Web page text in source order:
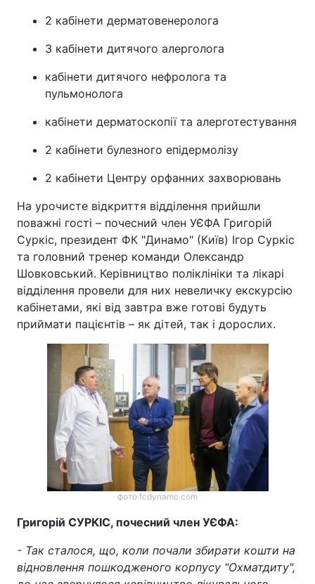
2 кабінети дерматовенеролога
3 кабінети дитячого алерголога
кабінети дитячого нефролога та
пульмонолога
кабінети дерматоскопії та алерготестування
2 кабінети булезного епідермолізу
2 кабінети Центру орфанних захворювань
На урочисте відкриття відділення прийшли
поважні гості – почесний член УЄФА Григорій
Суркіс, президент ФК "Динамо" (Київ) Ігор Суркіс
та головний тренер команди Олександр
Шовковський. Керівництво поліклініки та лікарі
відділення провели для них невеличку екскурсію
кабінетами, які від завтра вже готові будуть
приймати пацієнтів – як дітей, так і дорослих.
фото fcdynamo.com
Григорій СУРКІС, почесний член УЄФА:
- Так сталося, що, коли почали збирати кошти на
відновлення пошкодженого корпусу "Охматдиту",